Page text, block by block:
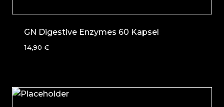
GN Digestive Enzymes 60 Kapsel
14,90 €